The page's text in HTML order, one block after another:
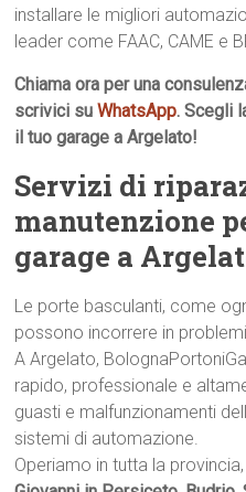
installare le migliori
leader come FAAC, CAME e
Chiama ora per una
scrivici suWhatsApp. Scegli
il tuo garage a Argelato!
Servizi di
manutenzione
garage a
Le porte basculanti, come
possono incorrere in
A Argelato,
rapido, professionale e
guasti e malfunzionamenti
sistemi di automazione.
Operiamo in tutta la